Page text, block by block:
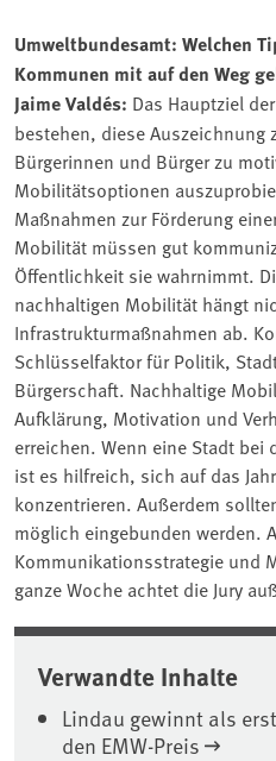
Umweltbundesamt: Welchen
Kommunen mit auf den Weg
Jaime Valdés: Das Hauptziel
bestehen, diese Auszeichnung
Bürgerinnen und Bürger zu
Mobilitätsoptionen
Maßnahmen zur Förderung
Mobilität müssen gut
Öffentlichkeit sie wahrnimmt.
nachhaltigen Mobilität hängt
Infrastrukturmaßnahmen ab.
Schlüsselfaktor für Politik,
Bürgerschaft. Nachhaltige
Aufklärung, Motivation und
erreichen. Wenn eine Stadt bei
ist es hilfreich, sich auf das
konzentrieren. Außerdem
möglich eingebunden werden.
Kommunikationsstrategie und
ganze Woche achtet die Jury
Verwandte Inhalte
Lindau gewinnt als
den EMW-Preis